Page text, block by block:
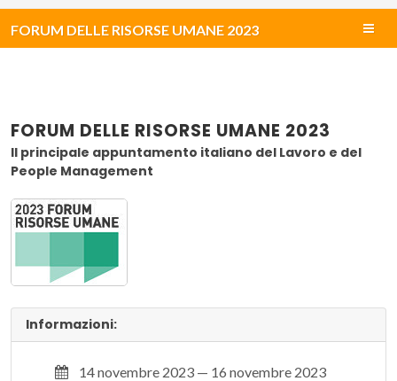
FORUM DELLE RISORSE UMANE 2023
FORUM DELLE RISORSE UMANE 2023
Il principale appuntamento italiano del Lavoro e del
People Management
Informazioni:
14 novembre 2023 — 16 novembre 2023